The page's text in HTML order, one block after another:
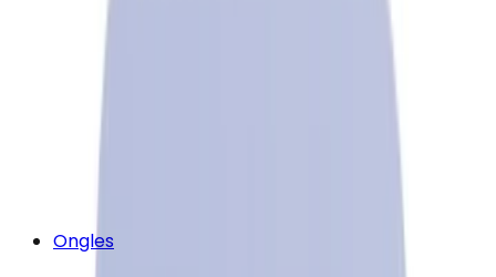
Ongles